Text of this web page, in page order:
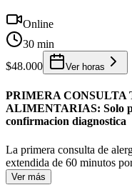
Online
30 min
$48.000
Ver horas
PRIMERA
ALIMENTARIAS: Solo
confirmacion diagnostica
La primera consulta de
extendida de 60 minutos
Ver más